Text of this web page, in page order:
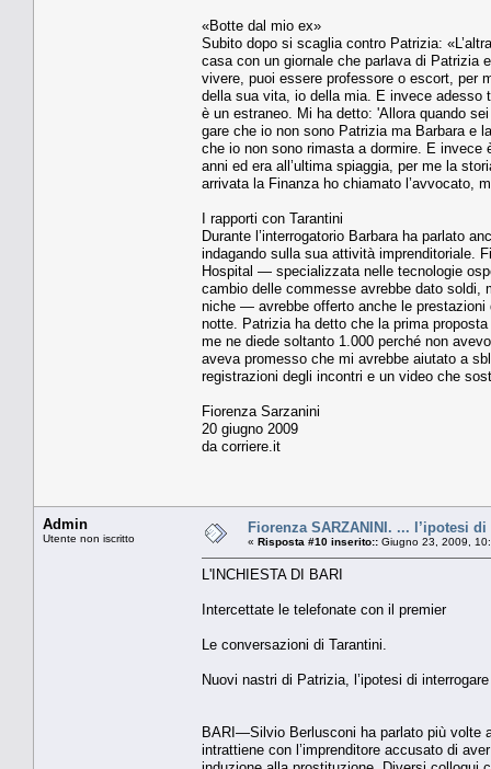
«Botte dal mio ex»
Subito dopo si scaglia contro Patrizia:
casa con un giornale che parlava di Patrizia
vivere, puoi essere professore o escort, per
della sua vita, io della mia. E invece ades­so
è un estraneo. Mi ha detto: 'Allora quando
gare che io non sono Patrizia ma Barbara e
che io non sono ri­masta a dormire. E
anni ed era al­l’ultima spiaggia, per me la
arrivata la Finanza ho chiamato l’avvoca­to,
I rapporti con Tarantini
Durante l’interrogatorio Bar­bara ha parlato
indagando sulla sua at­tività imprenditoriale.
Hospital — specializzata nelle tecnologie
cam­bio delle commesse avrebbe da­to
niche — avrebbe offerto anche le prestazioni
notte. Patrizia ha detto che la pri­ma
me ne diede soltan­to 1.000 perché non
aveva pro­messo che mi avrebbe aiutato a
regi­strazioni degli incontri e un vi­deo che
Fiorenza Sarzanini
20 giugno 2009
da corriere.it
Admin
Utente non iscritto
Fiorenza SARZANINI. ... l’ipotesi
« Risposta #10 inserito:: Giugno 23, 2009,
L'INCHIESTA DI BARI
Intercettate le telefonate con il premier
Le conversazioni di Tarantini.
Nuovi nastri di Patrizia, l’ipotesi di
BARI—Silvio Berlusconi ha parlato più volte
intrattiene con l’imprenditore accusato di